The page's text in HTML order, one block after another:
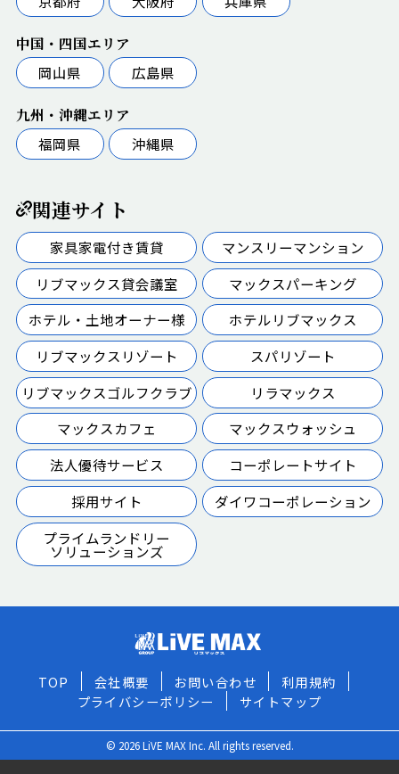
中国・四国エリア
岡山県
広島県
九州・沖縄エリア
福岡県
沖縄県
関連サイト
家具家電付き賃貸
マンスリーマンション
リブマックス貸会議室
マックスパーキング
ホテル・土地オーナー様
ホテルリブマックス
リブマックスリゾート
スパリゾート
リブマックスゴルフクラブ
リラマックス
マックスカフェ
マックスウォッシュ
法人優待サービス
コーポレートサイト
採用サイト
ダイワコーポレーション
プライムランドリー
ソリューションズ
TOP 会社概要 お問い合わせ
利用規約
プライバシーポリシー
サイトマップ
© 2026 LiVE MAX Inc. All rights reserved.